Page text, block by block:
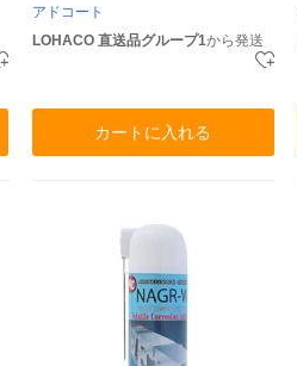
アドコート
LOHACO 直送品グループ1から発送
カートに入れる